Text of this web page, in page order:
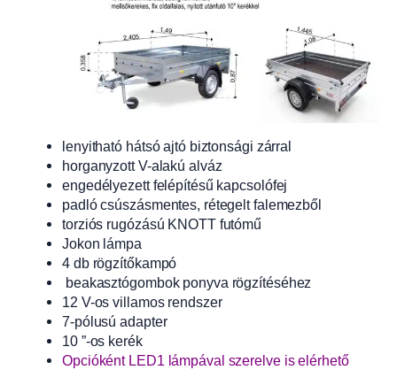
lenyitható hátsó ajtó biztonsági zárral
horganyzott V-alakú alváz
engedélyezett felépítésű kapcsolófej
padló csúszásmentes, rétegelt falemezből
torziós rugózású KNOTT futómű
Jokon lámpa
4 db rögzítőkampó
beakasztógombok ponyva rögzítéséhez
12 V-os villamos rendszer
7-pólusú adapter
10 ”-os kerék
Opcióként LED1 lámpával szerelve is elérhető